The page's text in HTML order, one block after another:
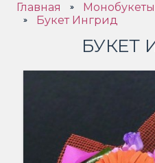
Главная » Монобукеты
» Букет Ингрид
БУКЕТ